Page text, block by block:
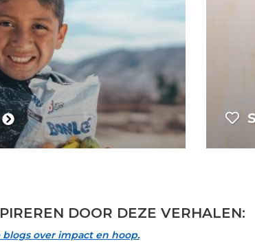
DOOR DEZE VERHALEN:
over impact en hoop.